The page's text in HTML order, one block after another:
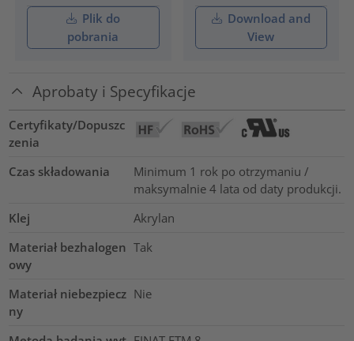
Plik do
pobrania
Download and
View
Aprobaty i Specyfikacje
Certyfikaty/Dopuszc
zenia
Czas składowania
Minimum 1 rok po otrzymaniu /
maksymalnie 4 lata od daty produkcji.
Klej
Akrylan
Materiał bezhalogen
owy
Tak
Materiał niebezpiecz
ny
Nie